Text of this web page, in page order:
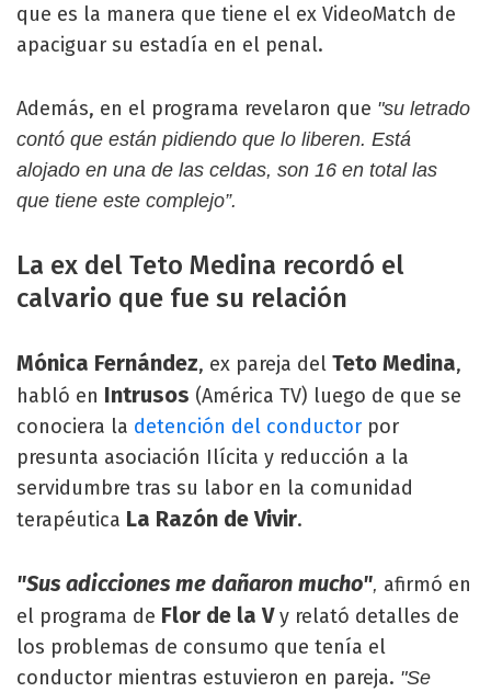
que es la manera que tiene el ex VideoMatch de
apaciguar su estadía en el penal.
Además, en el programa revelaron que "su letrado
contó que están pidiendo que lo liberen. Está
alojado en una de las celdas, son 16 en total las
que tiene este complejo”.
La ex del Teto Medina recordó el
calvario que fue su relación
Mónica Fernández, ex pareja del Teto Medina,
habló en Intrusos (América TV) luego de que se
conociera la detención del conductor por
presunta asociación Ilícita y reducción a la
servidumbre tras su labor en la comunidad
terapéutica La Razón de Vivir.
"Sus adicciones me dañaron mucho", afirmó en
el programa de Flor de la Vy relató detalles de
los problemas de consumo que tenía el
conductor mientras estuvieron en pareja. "Se